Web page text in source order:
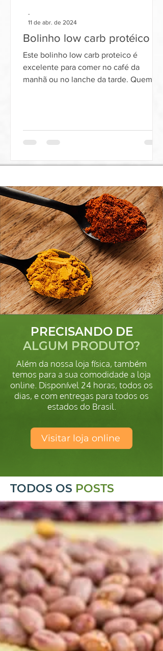
Bolinho low carb protéico
Este bolinho low carb proteico é
excelente para comer no café da
manhã ou no lanche da tarde. Quem
-
11 de abr. de 2024
PRECISANDO DE
ALGUM PRODUTO?
Além da nossa loja física, também
temos para a sua comodidade a loja
online. Disponível 24 horas, todos os
dias, e com entregas para todos os
estados do Brasil.
Visitar loja online
TODOS OS POSTS